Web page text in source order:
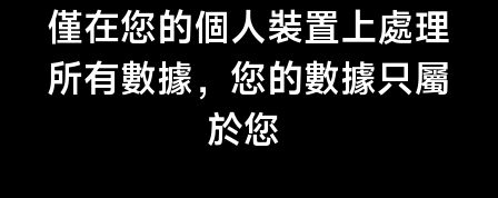
僅在您的個人裝置上處理
所有數據，您的數據只屬
於您